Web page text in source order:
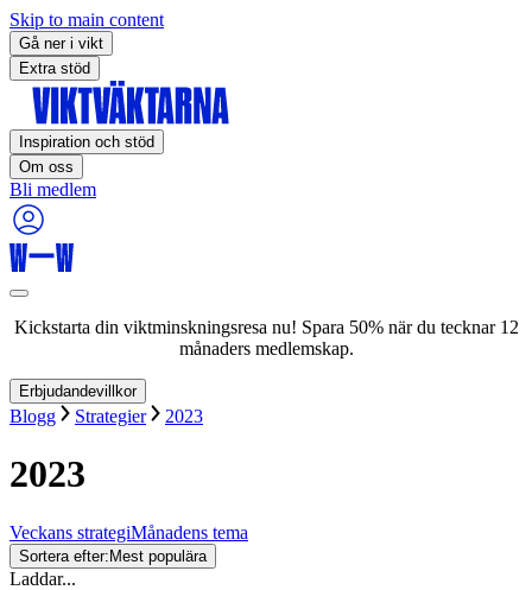
Skip to main content
Gå ner i vikt
Extra stöd
Inspiration och stöd
Om oss
Bli medlem
Kickstarta din viktminskningsresa nu! Spara 50% när du tecknar 12
månaders medlemskap.
Erbjudandevillkor
Blogg Strategier 2023
2023
Veckans strategiMånadens tema
Sortera efter: Mest populära
Laddar...